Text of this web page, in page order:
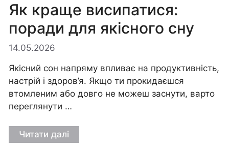
Як краще висипатися:
поради для якісного сну
14.05.2026
Якісний сон напряму впливає на продуктивність,
настрій і здоров’я. Якщо ти прокидаєшся
втомленим або довго не можеш заснути, варто
переглянути …
Читати далі